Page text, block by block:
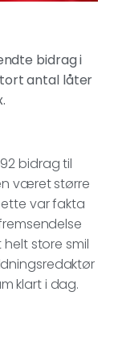
bidrag i
antal låter
bidrag til
været større
var fakta
helt store smil
klart i dag.